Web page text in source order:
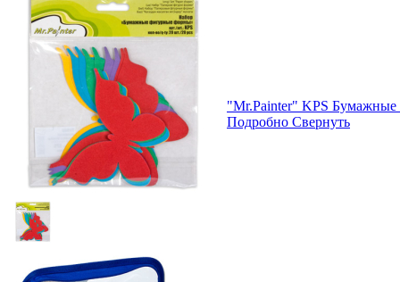
"Mr.Painter" KPS
Подробно Свернуть